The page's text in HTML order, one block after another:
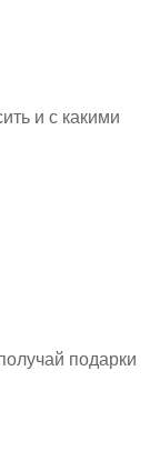
и с какими
подарки